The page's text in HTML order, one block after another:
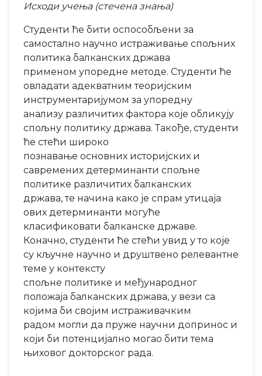
Исходи учења (стечена знања)
Студенти ће бити оспособљени за
самостално научно истраживање спољних
политика балканских држава
применом упоредне методе. Студенти ће
овладати адекватним теоријским
инструментаријумом за упоредну
анализу различитих фактора које обликују
спољну политику држава. Такође, студенти
ће стећи широко
познавање основних историјских и
савремених детерминанти спољне
политике различитих балканских
држава, те начина како је спрам утицаја
ових детерминанти могуће
класификовати балканске државе.
Коначно, студенти ће стећи увид у то које
су кључне научно и друштвено релевантне
теме у контексту
спољне политике и међународног
положаја балканских држава, у вези са
којима би својим истраживачким
радом могли да пруже научни допринос и
који би потенцијално могао бити тема
њиховог докторског рада.